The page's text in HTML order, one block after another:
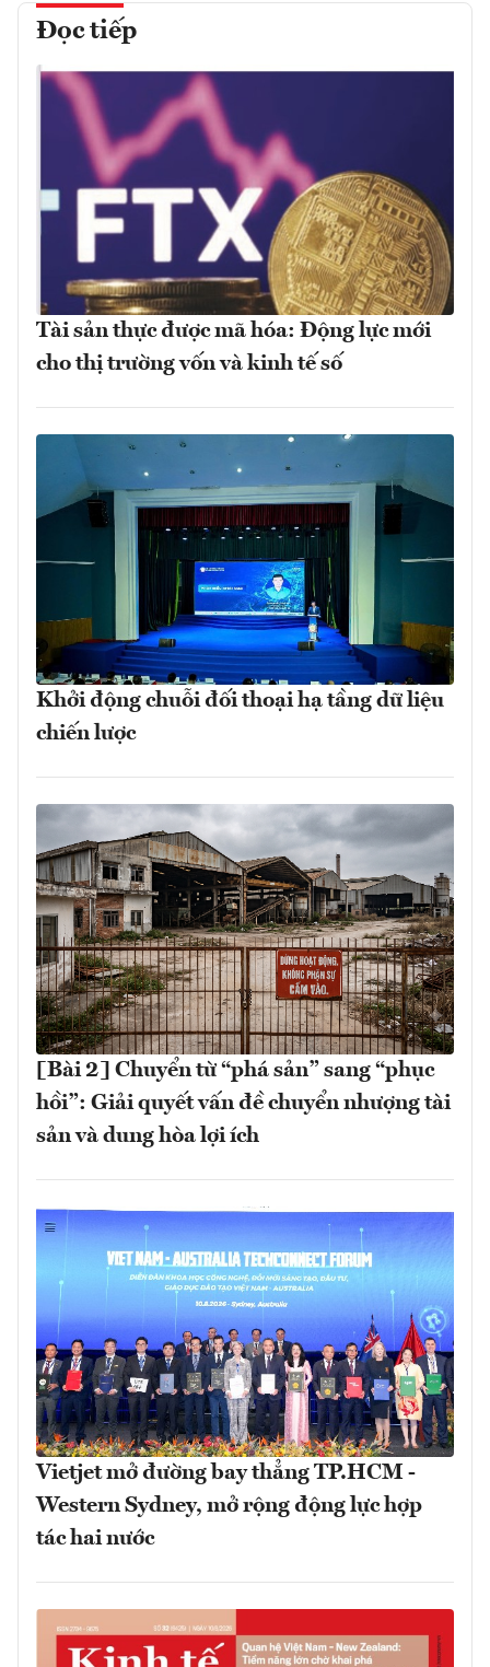
Đọc tiếp
Tài sản thực được mã hóa: Động lực mới
cho thị trường vốn và kinh tế số
Khởi động chuỗi đối thoại hạ tầng dữ liệu
chiến lược
[Bài 2] Chuyển từ “phá sản” sang “phục
hồi”: Giải quyết vấn đề chuyển nhượng tài
sản và dung hòa lợi ích
Vietjet mở đường bay thẳng TP.HCM -
Western Sydney, mở rộng động lực hợp
tác hai nước